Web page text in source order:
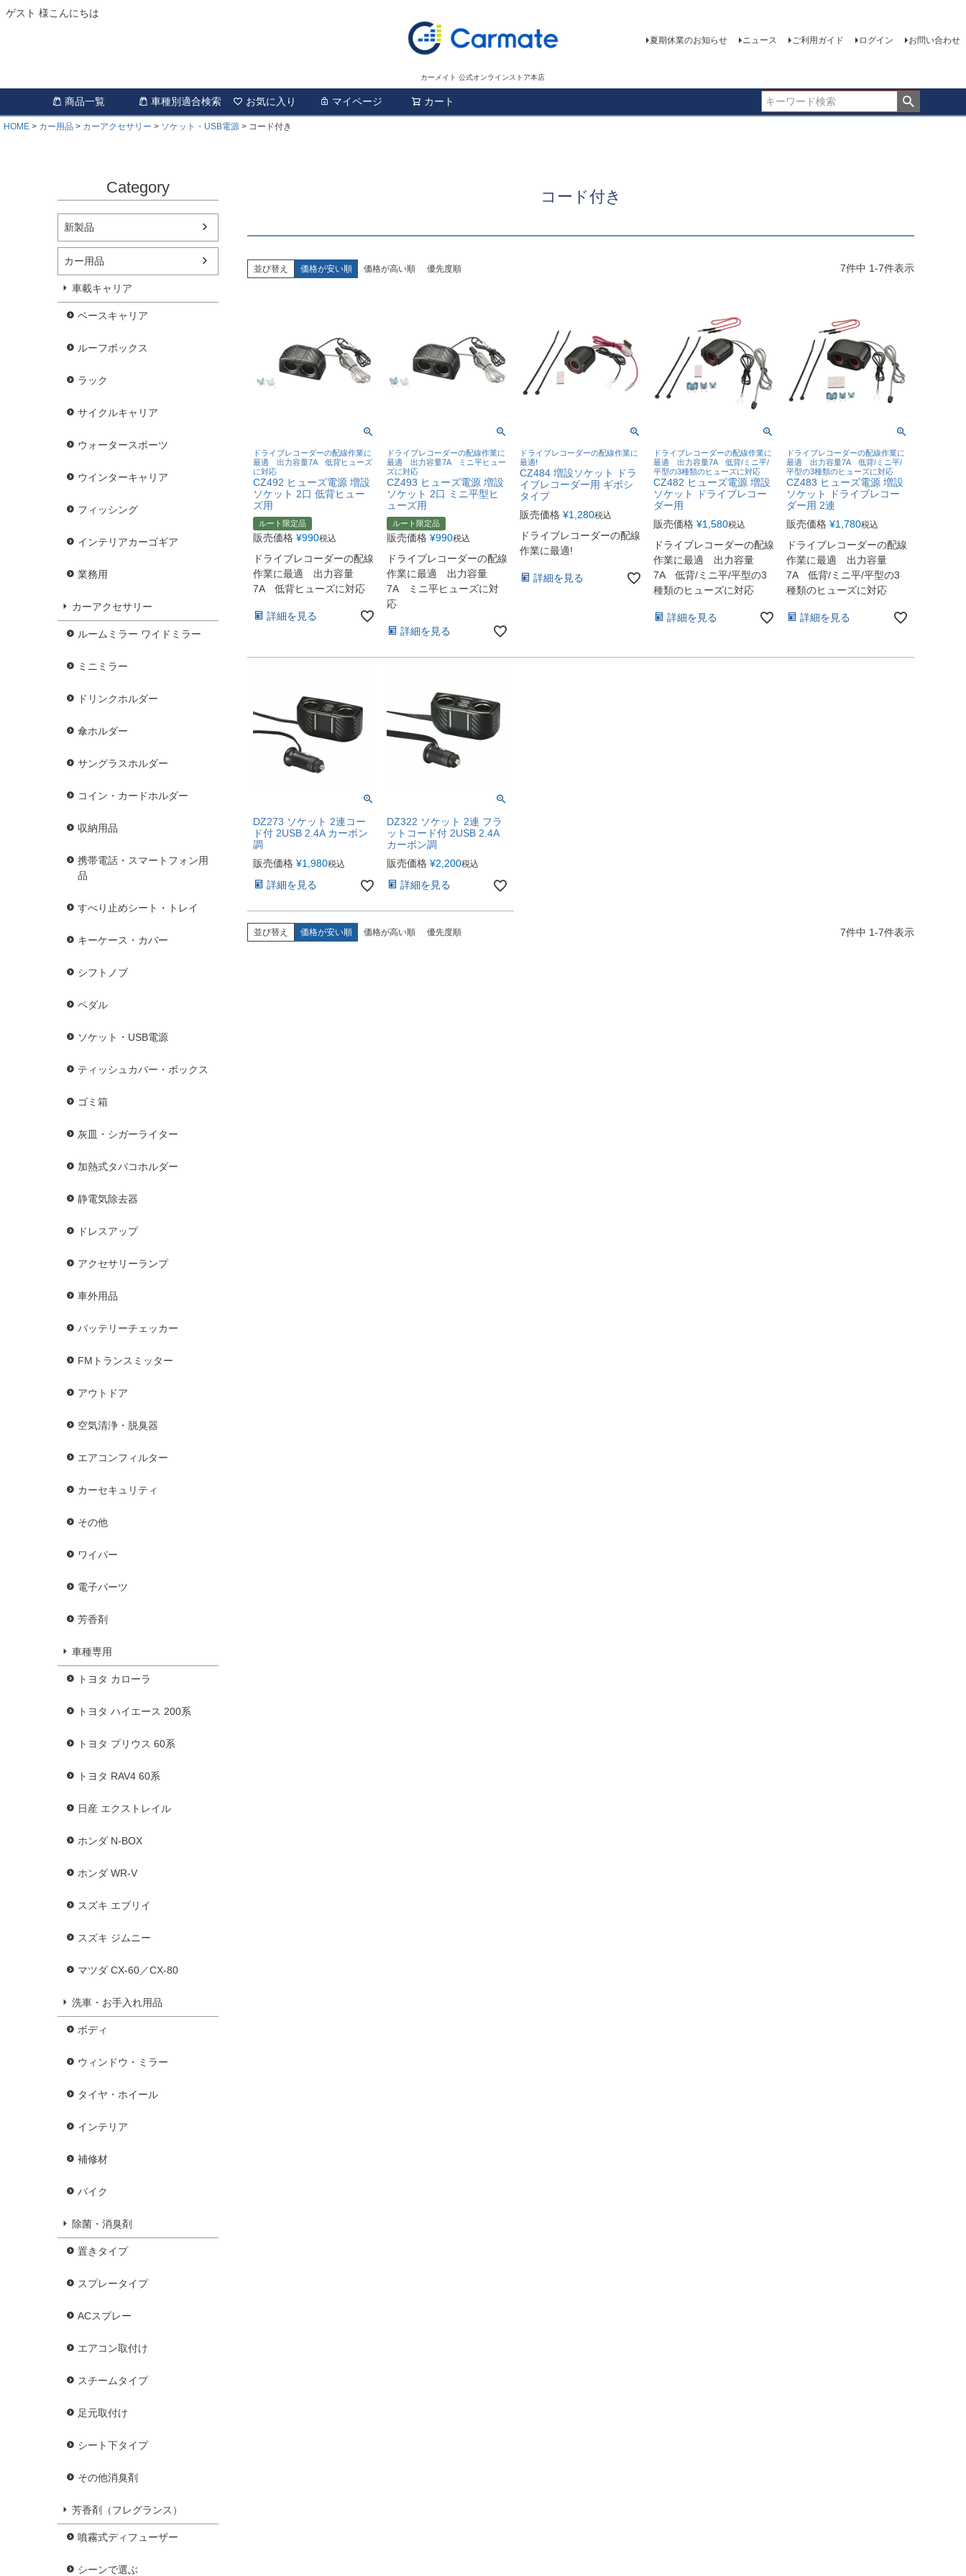
ゲスト 様こんにちは
カーメイト 公式オンラインストア本店
夏期休業のお知らせ ニュース ご利用ガイド ログイン お問い合わせ
商品一覧 車種別適合検索 お気に入り マイページ カート
HOME カー用品 カーアクセサリー ソケット・USB電源 コード付き
Category
新製品
カー用品
車載キャリア
ベースキャリア
ルーフボックス
ラック
サイクルキャリア
ウォータースポーツ
ウインターキャリア
フィッシング
インテリアカーゴギア
業務用
カーアクセサリー
ルームミラー ワイドミラー
ミニミラー
ドリンクホルダー
傘ホルダー
サングラスホルダー
コイン・カードホルダー
収納用品
携帯電話・スマートフォン用
品
すべり止めシート・トレイ
キーケース・カバー
シフトノブ
ペダル
ソケット・USB電源
ティッシュカバー・ボックス
ゴミ箱
灰皿・シガーライター
加熱式タバコホルダー
静電気除去器
ドレスアップ
アクセサリーランプ
車外用品
バッテリーチェッカー
FMトランスミッター
アウトドア
空気清浄・脱臭器
エアコンフィルター
カーセキュリティ
その他
ワイパー
電子パーツ
芳香剤
車種専用
トヨタ カローラ
トヨタ ハイエース 200系
トヨタ プリウス 60系
トヨタ RAV4 60系
日産 エクストレイル
ホンダ N-BOX
ホンダ WR-V
スズキ エブリイ
スズキ ジムニー
マツダ CX-60／CX-80
洗車・お手入れ用品
ボディ
ウィンドウ・ミラー
タイヤ・ホイール
インテリア
補修材
バイク
除菌・消臭剤
置きタイプ
スプレータイプ
ACスプレー
エアコン取付け
スチームタイプ
足元取付け
シート下タイプ
その他消臭剤
芳香剤（フレグランス）
噴霧式ディフューザー
シーンで選ぶ
コード付き
並び替え 価格が安い順 価格が高い順 優先度順 7件中 1-7件表示
ドライブレコーダーの配線作業に
最適 出力容量7A 低背ヒューズ
に対応
CZ492 ヒューズ電源 増設
ソケット 2口 低背ヒュー
ズ用
ルート限定品
販売価格 ¥990税込
ドライブレコーダーの配線
作業に最適 出力容量
7A 低背ヒューズに対応
詳細を見る
ドライブレコーダーの配線作業に
最適 出力容量7A ミニ平ヒュー
ズに対応
CZ493 ヒューズ電源 増設
ソケット 2口 ミニ平型ヒ
ューズ用
ルート限定品
販売価格 ¥990税込
ドライブレコーダーの配線
作業に最適 出力容量
7A ミニ平ヒューズに対
応
詳細を見る
ドライブレコーダーの配線作業に
最適!
CZ484 増設ソケット ドラ
イブレコーダー用 ギボシ
タイプ
販売価格 ¥1,280税込
ドライブレコーダーの配線
作業に最適!
詳細を見る
ドライブレコーダーの配線作業に
最適 出力容量7A 低背/ミニ平/
平型の3種類のヒューズに対応
CZ482 ヒューズ電源 増設
ソケット ドライブレコー
ダー用
販売価格 ¥1,580税込
ドライブレコーダーの配線
作業に最適 出力容量
7A 低背/ミニ平/平型の3
種類のヒューズに対応
詳細を見る
ドライブレコーダーの配線作業に
最適 出力容量7A 低背/ミニ平/
平型の3種類のヒューズに対応
CZ483 ヒューズ電源 増設
ソケット ドライブレコー
ダー用 2連
販売価格 ¥1,780税込
ドライブレコーダーの配線
作業に最適 出力容量
7A 低背/ミニ平/平型の3
種類のヒューズに対応
詳細を見る
DZ273 ソケット 2連コー
ド付 2USB 2.4A カーボン
調
販売価格 ¥1,980税込
詳細を見る
DZ322 ソケット 2連 フラ
ットコード付 2USB 2.4A
カーボン調
販売価格 ¥2,200税込
詳細を見る
並び替え 価格が安い順 価格が高い順 優先度順 7件中 1-7件表示